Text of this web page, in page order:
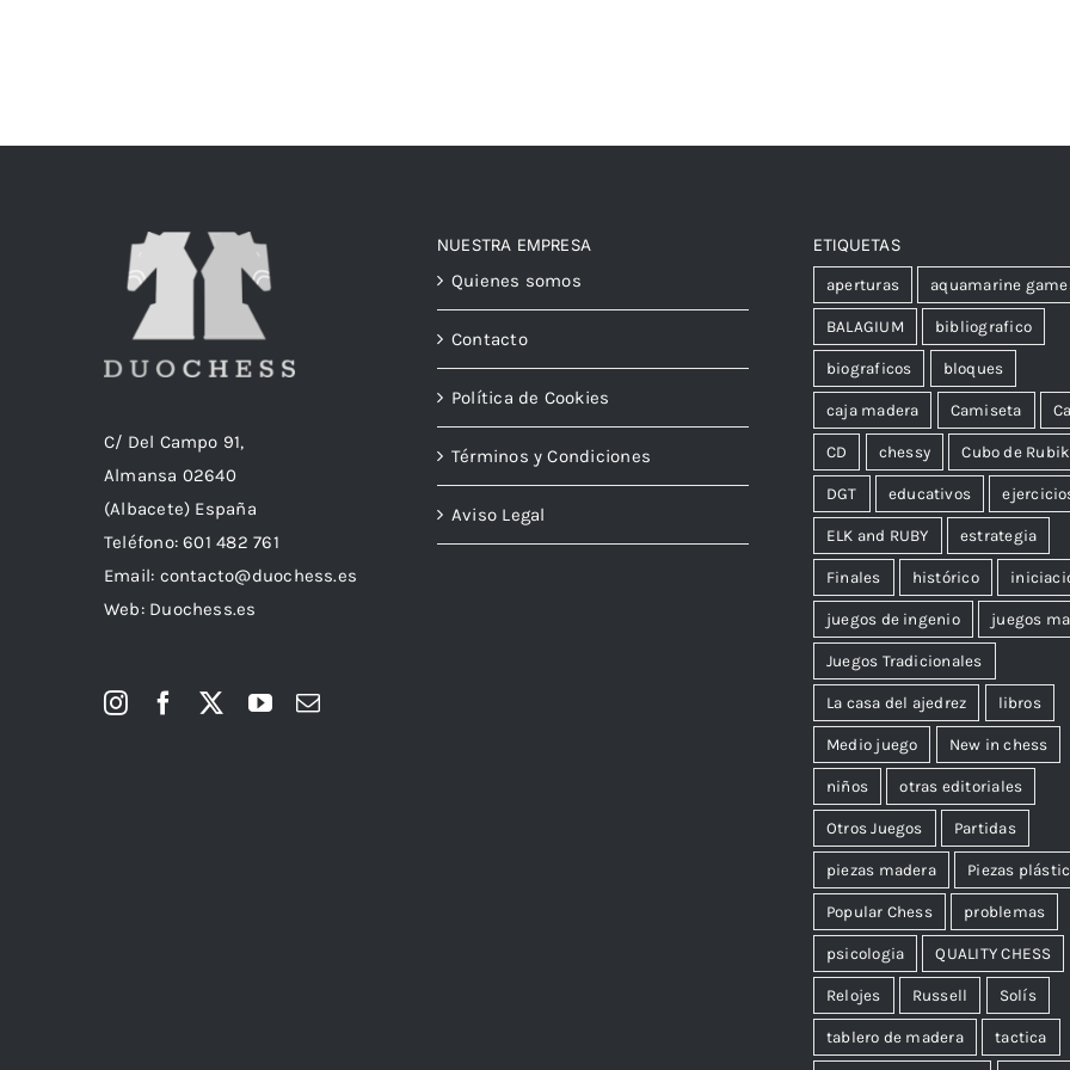
C/ Del Campo 91,
Almansa 02640
(Albacete) España
Teléfono:601 482 761
Email: contacto@duochess.es
Web: Duochess.es
NUESTRA EMPRESA
Quienes somos
Contacto
Política de Cookies
Términos y Condiciones
Aviso Legal
ETIQUETAS
aperturas aquamarine
BALAGIUM bibliografico
biograficos bloques
caja madera Camiseta
CD chessy Cubo de Rubik
DGT educativos
ELK and RUBY estrategia
Finales histórico
juegos de ingenio juegos
Juegos Tradicionales
La casa del ajedrez libros
Medio juego New in chess
niños otras editoriales
Otros Juegos Partidas
piezas madera Piezas
Popular Chess problemas
psicologia QUALITY CHESS
Relojes Russell Solís
tablero de madera tactica